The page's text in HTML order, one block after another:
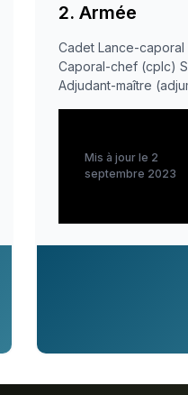
2. Armée
Cadet Lance-
Caporal-chef (cplc)
Adjudant-maître
Mis à jour le 2
septembre 2023